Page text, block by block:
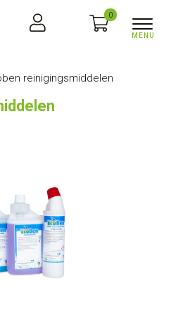
0
reinigingsmiddelen